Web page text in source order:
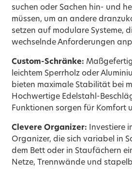
suchen oder Sachen hin- und
müssen, um an andere
setzen auf modulare Systeme,
wechselnde Anforderungen
Custom-Schränke:
leichtem Sperrholz oder
bieten maximale Stabilität bei
Hochwertige Edelstahl-
Funktionen sorgen für Komfort
Clevere Organizer: Investiere
Organizer, die sich variabel in
dem Bett oder in Staufächern
Netze, Trennwände und